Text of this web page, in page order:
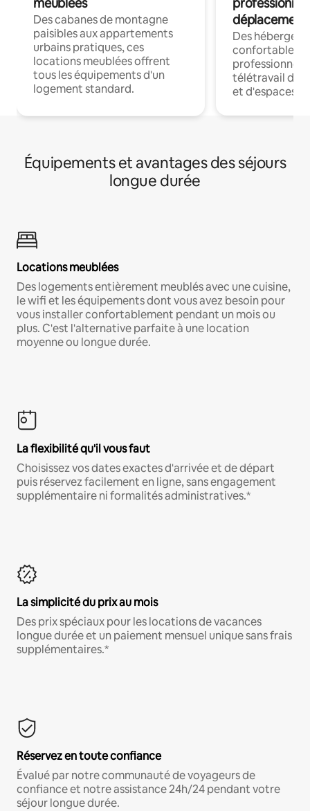
Des cabanes de montagne
paisibles aux appartements
urbains pratiques, ces
locations meublées offrent
tous les équipements d'un
logement standard.
déplacement
Des
confortables
professionnels
télétravail
et d'espaces
Équipements et avantages des séjours
longue durée
Locations meublées
Des logements entièrement meublés avec une cuisine,
le wifi et les équipements dont vous avez besoin pour
vous installer confortablement pendant un mois ou
plus. C'est l'alternative parfaite à une location
moyenne ou longue durée.
La flexibilité qu'il vous faut
Choisissez vos dates exactes d'arrivée et de départ
puis réservez facilement en ligne, sans engagement
supplémentaire ni formalités administratives.*
La simplicité du prix au mois
Des prix spéciaux pour les locations de vacances
longue durée et un paiement mensuel unique sans frais
supplémentaires.*
Réservez en toute confiance
Évalué par notre communauté de voyageurs de
confiance et notre assistance 24h/24 pendant votre
séjour longue durée.